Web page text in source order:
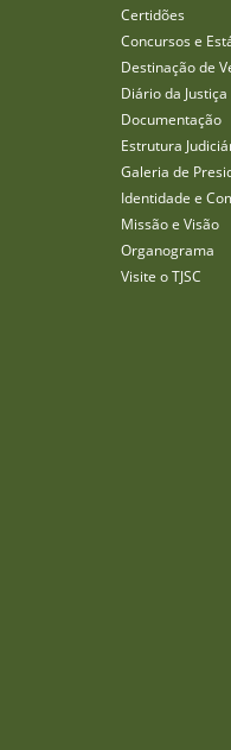
Certidões
Concursos e
Destinação de
Diário da
Documentação
Estrutura
Galeria de
Identidade e
Missão e Visão
Organograma
Visite o TJSC